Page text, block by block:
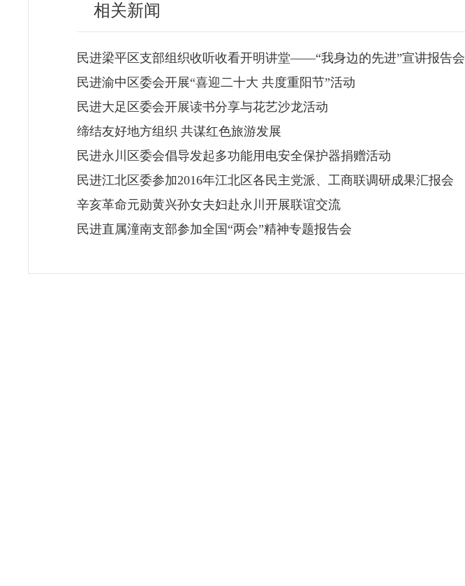
相关新闻
民进梁平区支部组织收听收看开明讲堂——“我身边的先进”宣讲报告会
民进渝中区委会开展“喜迎二十大 共度重阳节”活动
民进大足区委会开展读书分享与花艺沙龙活动
缔结友好地方组织 共谋红色旅游发展
民进永川区委会倡导发起多功能用电安全保护器捐赠活动
民进江北区委参加2016年江北区各民主党派、工商联调研成果汇报会
辛亥革命元勋黄兴孙女夫妇赴永川开展联谊交流
民进直属潼南支部参加全国“两会”精神专题报告会